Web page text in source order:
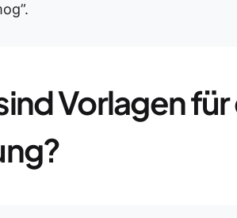
Vorlagen